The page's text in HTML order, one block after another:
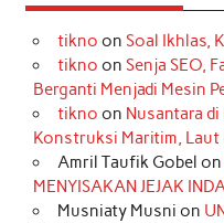
tikno on Soal Ikhlas,
tikno on Senja SEO,
Berganti Menjadi Mesin
tikno on Nusantara
Konstruksi Maritim, Laut
Amril Taufik Gobel on
MENYISAKAN JEJAK
Musniaty Musni on